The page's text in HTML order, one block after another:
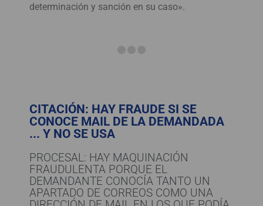
determinación y sanción en su caso».
CITACIÓN: HAY FRAUDE SI SE
CONOCE MAIL DE LA DEMANDADA
... Y NO SE USA
PROCESAL: HAY MAQUINACIÓN
FRAUDULENTA PORQUE EL
DEMANDANTE CONOCÍA TANTO UN
APARTADO DE CORREOS COMO UNA